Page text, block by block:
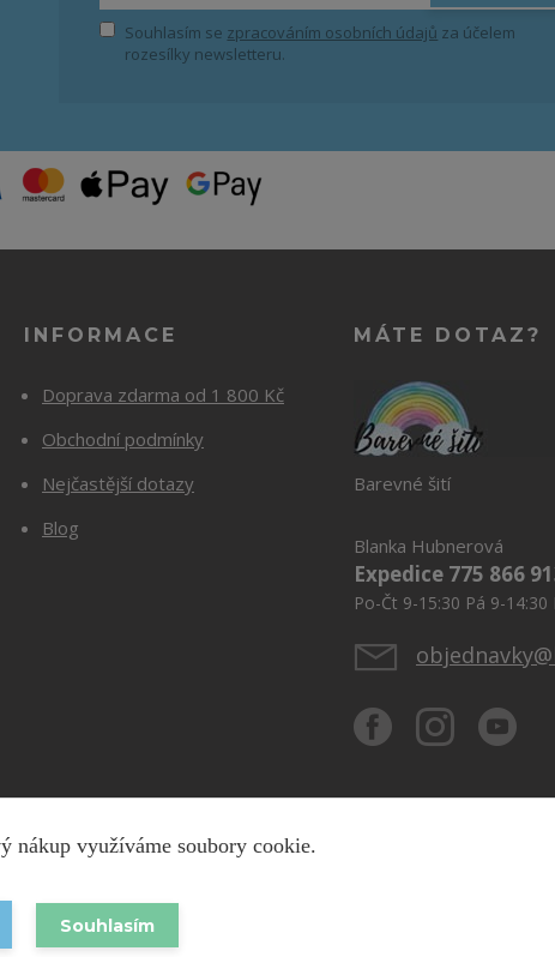
Souhlasím se zpracováním osobních údajů za účelem
rozesílky newsletteru.
INFORMACE
Doprava zdarma od 1 800 Kč
Obchodní podmínky
Nejčastější dotazy
Blog
MÁTE DOTAZ?
Barevné šití
Blanka Hubnerová
Expedice 775 866
Po-Čt 9-15:30 Pá 9-14:30
Barevnesiti.cz
nákup využíváme soubory cookie.
Souhlasím